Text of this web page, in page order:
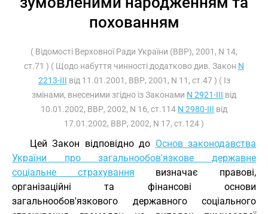
похованням
( Відомості Верховної Ради України (ВВР), 2001, N 14,
ст.71 ) ( Щодо набуття чинності додатково див. Закон N
2213-III від 11.01.2001, ВВР, 2001, N 11, ст.47 ) ( Із
змінами, внесеними згідно із Законами N 2921-III від
10.01.2002, ВВР, 2002, N 16, ст.114 N 2980-III від
17.01.2002, ВВР, 2002, N 17, ст.124 )
Цей Закон відповідно до Основ законодавства
України про загальнообов'язкове державне
соціальне страхування визначає правові,
організаційні та фінансові основи
загальнообов'язкового державного соціального